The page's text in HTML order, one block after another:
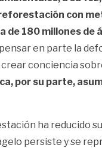
con
de 180 millones de
en parte la
conciencia
por su parte,
ha reducido
persiste y se